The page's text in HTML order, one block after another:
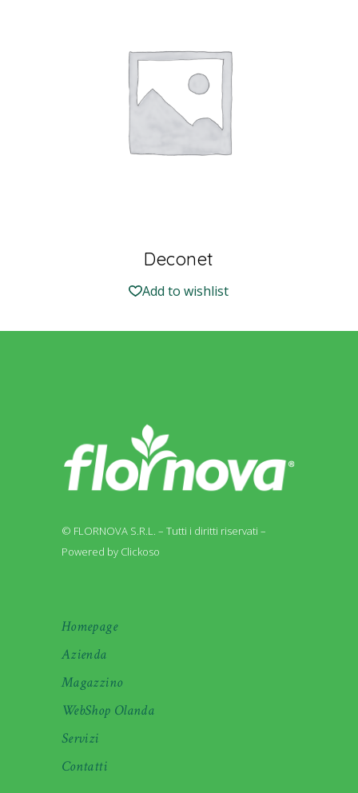
Deconet
Add to wishlist
© FLORNOVA S.R.L. – Tutti i diritti riservati –
Powered by Clickoso
Homepage
Azienda
Magazzino
WebShop Olanda
Servizi
Contatti